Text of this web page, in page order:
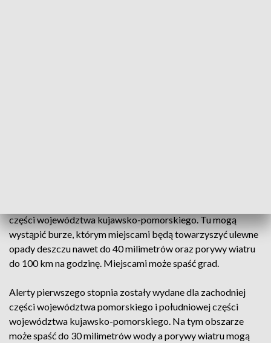
części województwa kujawsko-pomorskiego. Tu mogą
wystąpić burze, którym miejscami będą towarzyszyć ulewne
opady deszczu nawet do 40 milimetrów oraz porywy wiatru
do 100 km na godzinę. Miejscami może spaść grad.
Alerty pierwszego stopnia zostały wydane dla zachodniej
części województwa pomorskiego i południowej części
województwa kujawsko-pomorskiego. Na tym obszarze
może spaść do 30 milimetrów wody a porywy wiatru mogą